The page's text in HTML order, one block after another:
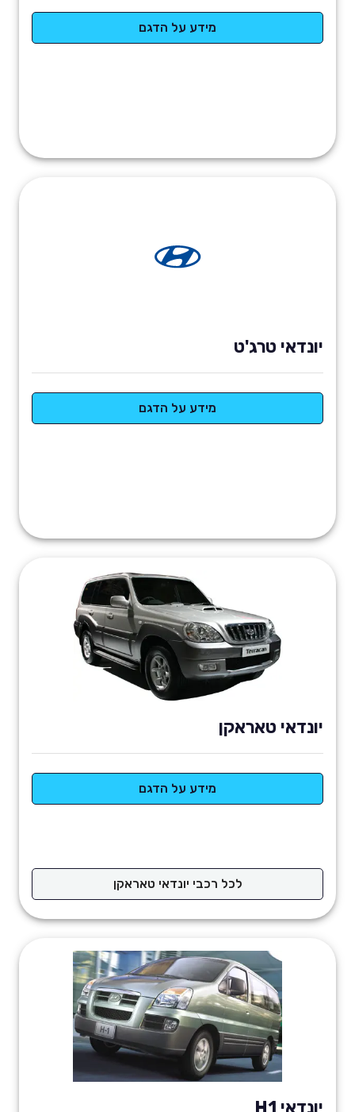
מידע על הדגם
יונדאי טרג'ט
מידע על הדגם
יונדאי טאראקן
מידע על הדגם
לכל רכבי יונדאי טאראקן
יונדאי H1